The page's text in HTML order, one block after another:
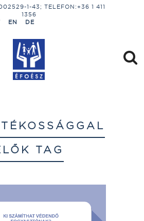
1-43; TELEFON:+36 1 411
1356
EN DE
TAG